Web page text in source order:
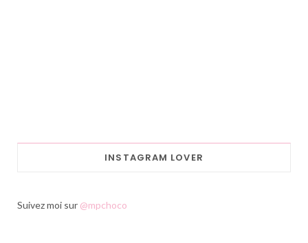
INSTAGRAM LOVER
Suivez moi sur @mpchoco